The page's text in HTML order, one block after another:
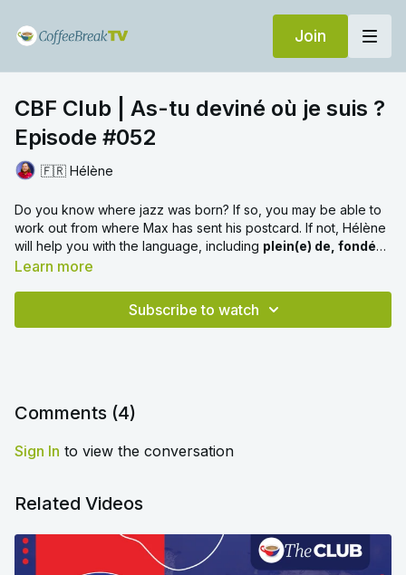
Join
CBF Club | As-tu deviné où je suis ?
Episode #052
🇫🇷 Hélène
Do you know where jazz was born? If so, you may be able to
work out from where Max has sent his postcard. If not, Hélène
will help you with the language, including plein(e) de, fondée
parandun véitable voyage dans le temps
Learn more
Subscribe to watch
Comments (4)
Sign In to view the conversation
Related Videos